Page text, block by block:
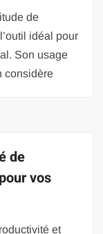
de
idéal pour
Son usage
considère
de
vos
et